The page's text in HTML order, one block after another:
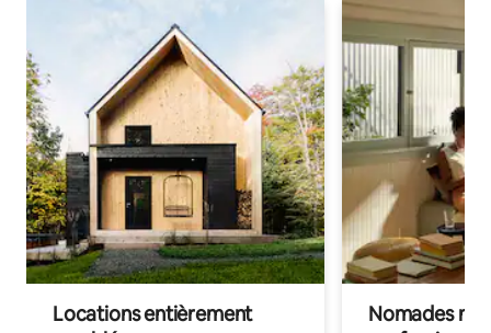
Locations entièrement
Nomades